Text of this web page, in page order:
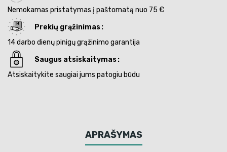
Nemokamas pristatymas į paštomatą nuo 75 €
Prekių grąžinimas
14 darbo dienų pinigų grąžinimo garantija
Saugus atsiskaitymas
Atsiskaitykite saugiai jums patogiu būdu
APRAŠYMAS